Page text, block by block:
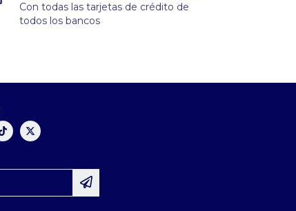
Con todas las tarjetas de crédito de
todos los bancos